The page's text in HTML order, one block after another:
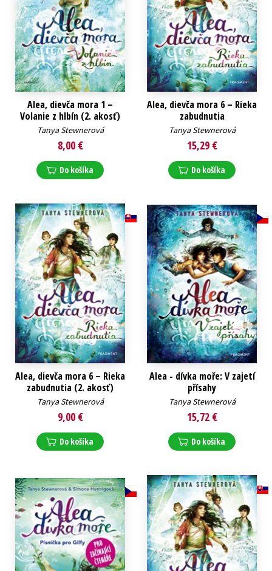
Alea, dievča mora 1 –
Volanie z hlbín (2. akosť)
Tanya Stewnerová
8,00 €
Do košíka
Alea, dievča mora 6 – Rieka
zabudnutia
Tanya Stewnerová
15,29 €
Do košíka
Alea, dievča mora 6 – Rieka
zabudnutia (2. akosť)
Tanya Stewnerová
9,00 €
Do košíka
Alea - dívka moře: V zajetí
přísahy
Tanya Stewnerová
15,72 €
Do košíka